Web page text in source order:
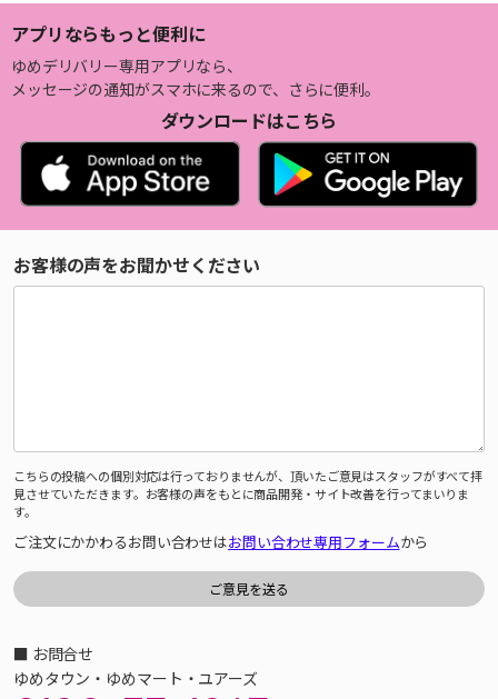
アプリならもっと便利に
ゆめデリバリー専用アプリなら、
メッセージの通知がスマホに来るので、さらに便利。
ダウンロードはこちら
お客様の声をお聞かせください
こちらの投稿への個別対応は行っておりませんが、頂いたご意見はスタッフがすべて拝
見させていただきます。お客様の声をもとに商品開発・サイト改善を行ってまいりま
す。
ご注文にかかわるお問い合わせはお問い合わせ専用フォームから
■ お問合せ
ゆめタウン・ゆめマート・ユアーズ